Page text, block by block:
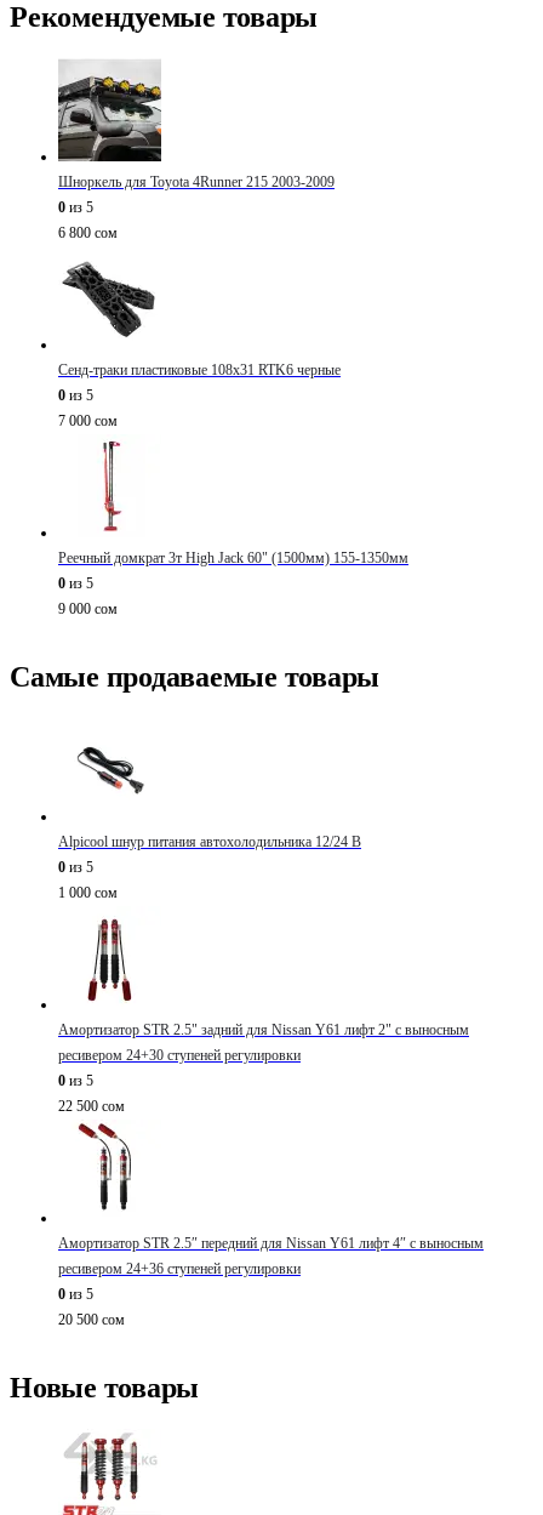
Рекомендуемые товары
Шноркель для Toyota 4Runner 215 2003-2009
0 из 5
6 800 сом
Сенд-траки пластиковые 108х31 RTK6 черные
0 из 5
7 000 сом
Реечный домкрат 3т High Jack 60" (1500мм) 155-1350мм
0 из 5
9 000 сом
Самые продаваемые товары
Alpicool шнур питания автохолодильника 12/24 В
0 из 5
1 000 сом
Амортизатор STR 2.5" задний для Nissan Y61 лифт 2" с выносным
ресивером 24+30 ступеней регулировки
0 из 5
22 500 сом
Амортизатор STR 2.5″ передний для Nissan Y61 лифт 4″ с выносным
ресивером 24+36 ступеней регулировки
0 из 5
20 500 сом
Новые товары